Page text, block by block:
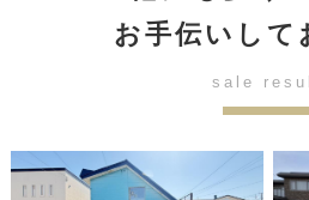
お手伝いして
sale